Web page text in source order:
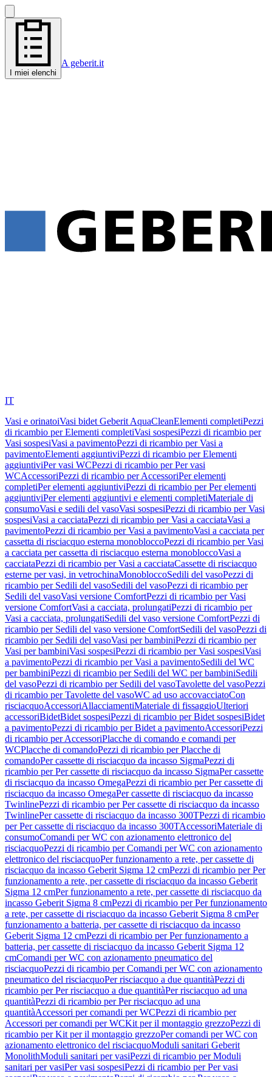
I miei elenchi
A geberit.it
IT
Vasi e orinatoiVasi bidet Geberit AquaCleanElementi completiPezzi
di ricambio per Elementi completiVasi sospesiPezzi di ricambio per
Vasi sospesiVasi a pavimentoPezzi di ricambio per Vasi a
pavimentoElementi aggiuntiviPezzi di ricambio per Elementi
aggiuntiviPer vasi WCPezzi di ricambio per Per vasi
WCAccessoriPezzi di ricambio per AccessoriPer elementi
completiPer elementi aggiuntiviPezzi di ricambio per Per elementi
aggiuntiviPer elementi aggiuntivi e elementi completiMateriale di
consumoVasi e sedili del vasoVasi sospesiPezzi di ricambio per Vasi
sospesiVasi a cacciataPezzi di ricambio per Vasi a cacciataVasi a
pavimentoPezzi di ricambio per Vasi a pavimentoVasi a cacciata per
cassetta di risciacquo esterna monobloccoPezzi di ricambio per Vasi
a cacciata per cassetta di risciacquo esterna monobloccoVasi a
cacciataPezzi di ricambio per Vasi a cacciataCassette di risciacquo
esterne per vasi, in vetrochinaMonobloccoSedili del vasoPezzi di
ricambio per Sedili del vasoSedili del vasoPezzi di ricambio per
Sedili del vasoVasi versione ComfortPezzi di ricambio per Vasi
versione ComfortVasi a cacciata, prolungatiPezzi di ricambio per
Vasi a cacciata, prolungatiSedili del vaso versione ComfortPezzi di
ricambio per Sedili del vaso versione ComfortSedili del vasoPezzi di
ricambio per Sedili del vasoVasi per bambiniPezzi di ricambio per
Vasi per bambiniVasi sospesiPezzi di ricambio per Vasi sospesiVasi
a pavimentoPezzi di ricambio per Vasi a pavimentoSedili del WC
per bambiniPezzi di ricambio per Sedili del WC per bambiniSedili
del vasoPezzi di ricambio per Sedili del vasoTavolette del vasoPezzi
di ricambio per Tavolette del vasoWC ad uso accovacciatoCon
risciacquoAccessoriAllacciamentiMateriale di fissaggioUlteriori
accessoriBidetBidet sospesiPezzi di ricambio per Bidet sospesiBidet
a pavimentoPezzi di ricambio per Bidet a pavimentoAccessoriPezzi
di ricambio per AccessoriPlacche di comando e comandi per
WCPlacche di comandoPezzi di ricambio per Placche di
comandoPer cassette di risciacquo da incasso SigmaPezzi di
ricambio per Per cassette di risciacquo da incasso SigmaPer cassette
di risciacquo da incasso OmegaPezzi di ricambio per Per cassette di
risciacquo da incasso OmegaPer cassette di risciacquo da incasso
TwinlinePezzi di ricambio per Per cassette di risciacquo da incasso
TwinlinePer cassette di risciacquo da incasso 300TPezzi di ricambio
per Per cassette di risciacquo da incasso 300TAccessoriMateriale di
consumoComandi per WC con azionamento elettronico del
risciacquoPezzi di ricambio per Comandi per WC con azionamento
elettronico del risciacquoPer funzionamento a rete, per cassette di
risciacquo da incasso Geberit Sigma 12 cmPezzi di ricambio per Per
funzionamento a rete, per cassette di risciacquo da incasso Geberit
Sigma 12 cmPer funzionamento a rete, per cassette di risciacquo da
incasso Geberit Sigma 8 cmPezzi di ricambio per Per funzionamento
a rete, per cassette di risciacquo da incasso Geberit Sigma 8 cmPer
funzionamento a batteria, per cassette di risciacquo da incasso
Geberit Sigma 12 cmPezzi di ricambio per Per funzionamento a
batteria, per cassette di risciacquo da incasso Geberit Sigma 12
cmComandi per WC con azionamento pneumatico del
risciacquoPezzi di ricambio per Comandi per WC con azionamento
pneumatico del risciacquoPer risciacquo a due quantitàPezzi di
ricambio per Per risciacquo a due quantitàPer risciacquo ad una
quantitàPezzi di ricambio per Per risciacquo ad una
quantitàAccessori per comandi per WCPezzi di ricambio per
Accessori per comandi per WCKit per il montaggio grezzoPezzi di
ricambio per Kit per il montaggio grezzoPer comandi per WC con
azionamento elettronico del risciacquoModuli sanitari Geberit
MonolithModuli sanitari per vasiPezzi di ricambio per Moduli
sanitari per vasiPer vasi sospesiPezzi di ricambio per Per vasi